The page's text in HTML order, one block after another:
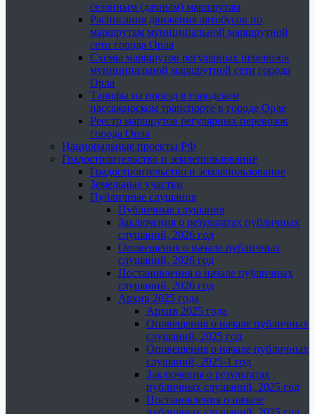
сезонным (дачным) маршрутам
Расписания движения автобусов по
маршрутам муниципальной маршрутной
сети города Орла
Схемы маршрутов регулярных перевозок
муниципальной маршрутной сети города
Орла
Тарифы на проезд в городском
пассажирском транспорте в городе Орле
Реестр маршрутов регулярных перевозок
города Орла
Национальные проекты РФ
Градостроительство и землепользование
Градостроительство и землепользование
Земельные участки
Публичные слушания
Публичные слушания
Заключения о результатах публичных
слушаний, 2026 год
Оповещения о начале публичных
слушаний, 2026 год
Постановления о начале публичных
слушаний, 2026 год
Архив 2025 года
Архив 2025 года
Оповещения о начале публичных
слушаний, 2025 год
Оповещения о начале публичных
слушаний, 2025-1 год
Заключения о результатах
публичных слушаний, 2025 год
Постановления о начале